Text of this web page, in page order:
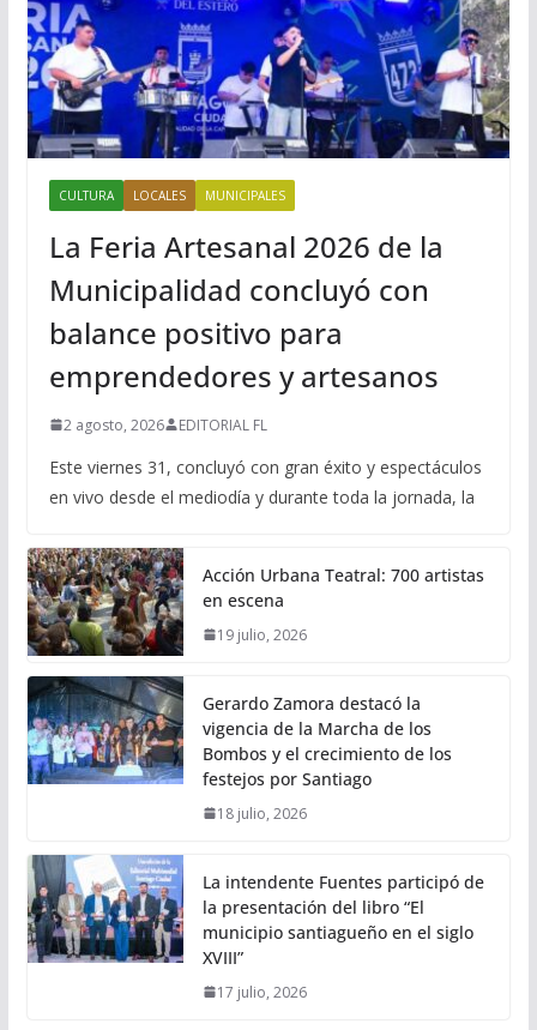
CULTURA LOCALES MUNICIPALES
La Feria Artesanal 2026 de la
Municipalidad concluyó con
balance positivo para
emprendedores y artesanos
2 agosto, 2026 EDITORIAL FL
Este viernes 31, concluyó con gran éxito y espectáculos
en vivo desde el mediodía y durante toda la jornada, la
Acción Urbana Teatral: 700 artistas
en escena
19 julio, 2026
Gerardo Zamora destacó la
vigencia de la Marcha de los
Bombos y el crecimiento de los
festejos por Santiago
18 julio, 2026
La intendente Fuentes participó de
la presentación del libro “El
municipio santiagueño en el siglo
XVIII”
17 julio, 2026